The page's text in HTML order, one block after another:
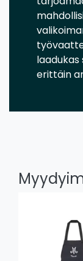
laadukas
erittäin